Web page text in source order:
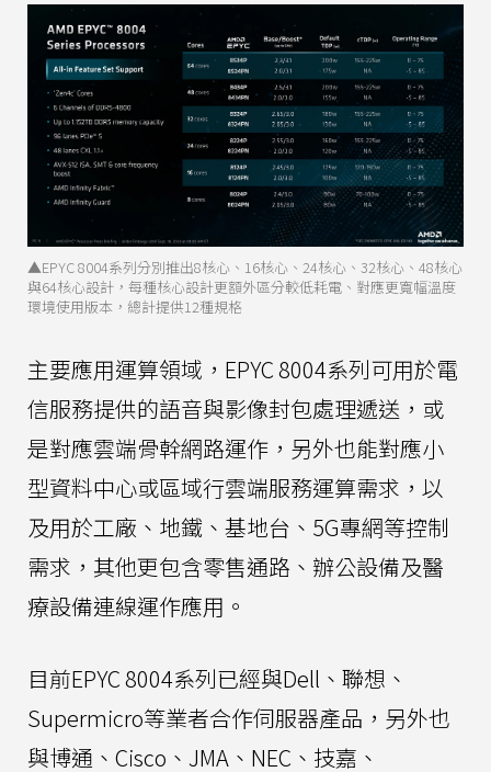
▲EPYC 8004系列分別推出8核心、16核心、24核心、32核心、48核心
與64核心設計，每種核心設計更額外區分較低耗電、對應更寬幅溫度
環境使用版本，總計提供12種規格
主要應用運算領域，EPYC 8004系列可用於電
信服務提供的語音與影像封包處理遞送，或
是對應雲端骨幹網路運作，另外也能對應小
型資料中心或區域行雲端服務運算需求，以
及用於工廠、地鐵、基地台、5G專網等控制
需求，其他更包含零售通路、辦公設備及醫
療設備連線運作應用。
目前EPYC 8004系列已經與Dell、聯想、
Supermicro等業者合作伺服器產品，另外也
與博通、Cisco、JMA、NEC、技嘉、